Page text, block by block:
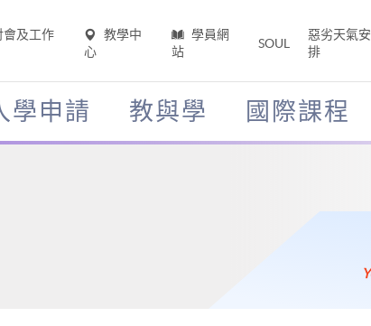
會及工作
教學中
心
學員網
站
SOUL
惡劣天氣安
排
學申請 教與學 國際課程